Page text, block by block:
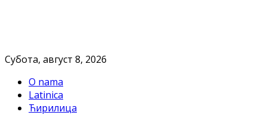
Субота, август 8, 2026
O nama
Latinica
Ћирилица